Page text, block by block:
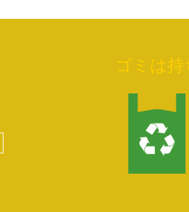
ゴミは持